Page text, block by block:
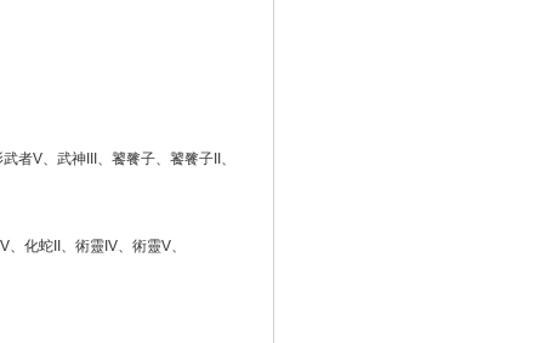
者V、武神III、饕餮子、饕餮子II、
化蛇II、術靈IV、術靈V、